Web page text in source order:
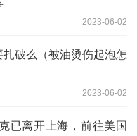
2023-06-02
破么（被油烫伤起泡怎
2023-06-02
已离开上海，前往美国